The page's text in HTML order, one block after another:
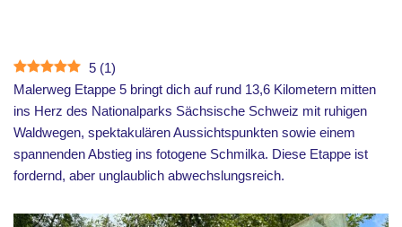
5 (1)
Malerweg Etappe 5 bringt dich auf rund 13,6 Kilometern mitten
ins Herz des Nationalparks Sächsische Schweiz mit ruhigen
Waldwegen, spektakulären Aussichtspunkten sowie einem
spannenden Abstieg ins fotogene Schmilka. Diese Etappe ist
fordernd, aber unglaublich abwechslungsreich.